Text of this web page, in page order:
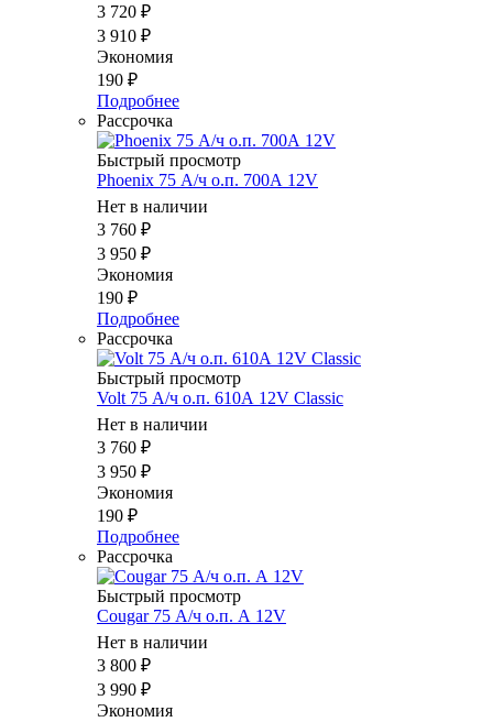
3 720 ₽
3 910 ₽
Экономия
190 ₽
Подробнее
Рассрочка
Быстрый просмотр
Phoenix 75 А/ч о.п. 700А 12V
Нет в наличии
3 760 ₽
3 950 ₽
Экономия
190 ₽
Подробнее
Рассрочка
Быстрый просмотр
Volt 75 А/ч о.п. 610А 12V Classic
Нет в наличии
3 760 ₽
3 950 ₽
Экономия
190 ₽
Подробнее
Рассрочка
Быстрый просмотр
Cougar 75 А/ч о.п. А 12V
Нет в наличии
3 800 ₽
3 990 ₽
Экономия